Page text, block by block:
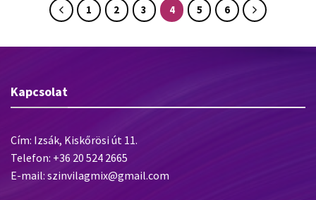
1 2 3 4 5 6
Kapcsolat
Cím: Izsák, Kiskőrösi út 11.
Telefon: +36 20 524 2665
E-mail: szinvilagmix@gmail.com